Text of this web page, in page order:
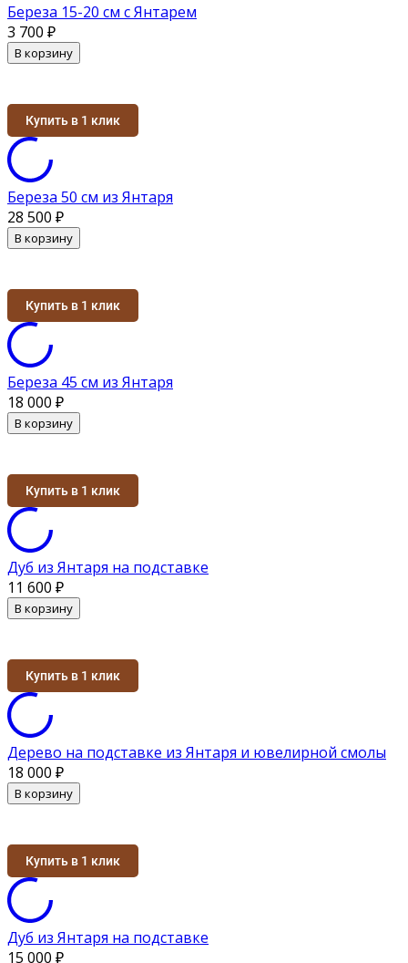
Береза 15-20 см с Янтарем
3 700 ₽
В корзину
Купить в 1 клик
Береза 50 см из Янтаря
28 500 ₽
В корзину
Купить в 1 клик
Береза 45 см из Янтаря
18 000 ₽
В корзину
Купить в 1 клик
Дуб из Янтаря на подставке
11 600 ₽
В корзину
Купить в 1 клик
Дерево на подставке из Янтаря и ювелирной смолы
18 000 ₽
В корзину
Купить в 1 клик
Дуб из Янтаря на подставке
15 000 ₽